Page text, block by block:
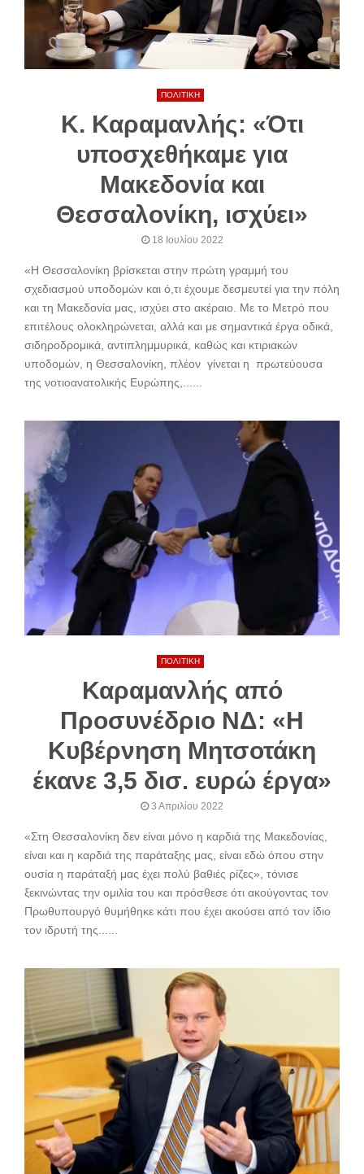
ΠΟΛΙΤΙΚΗ
Κ. Καραμανλής: «Ότι
υποσχεθήκαμε για
Μακεδονία και
Θεσσαλονίκη, ισχύει»
18 Ιουλίου 2022
«Η Θεσσαλονίκη βρίσκεται στην πρώτη γραμμή του
σχεδιασμού υποδομών και ό,τι έχουμε δεσμευτεί για την πόλη
και τη Μακεδονία μας, ισχύει στο ακέραιο. Με το Μετρό που
επιτέλους ολοκληρώνεται, αλλά και με σημαντικά έργα οδικά,
σιδηροδρομικά, αντιπλημμυρικά, καθώς και κτιριακών
υποδομών, η Θεσσαλονίκη, πλέον γίνεται η πρωτεύουσα
της νοτιοανατολικής Ευρώπης,......
ΠΟΛΙΤΙΚΗ
Καραμανλής από
Προσυνέδριο ΝΔ: «Η
Κυβέρνηση Μητσοτάκη
έκανε 3,5 δισ. ευρώ έργα»
3 Απριλίου 2022
«Στη Θεσσαλονίκη δεν είναι μόνο η καρδιά της Μακεδονίας,
είναι και η καρδιά της παράταξης μας, είναι εδώ όπου στην
ουσία η παράταξή μας έχει πολύ βαθιές ρίζες», τόνισε
ξεκινώντας την ομιλία του και πρόσθεσε ότι ακούγοντας τον
Πρωθυπουργό θυμήθηκε κάτι που έχει ακούσει από τον ίδιο
τον ιδρυτή της......